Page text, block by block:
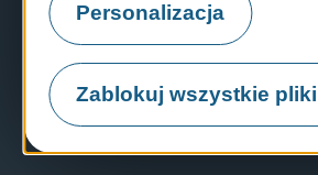
Personalizacja
Zablokuj wszystkie
Odkryj strony internetowe
Portal zatrudnienia